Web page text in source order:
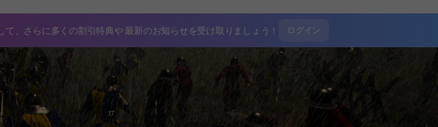
て、さらに多くの割引特典や最新のお知らせを受け取りましょう！ ログイン